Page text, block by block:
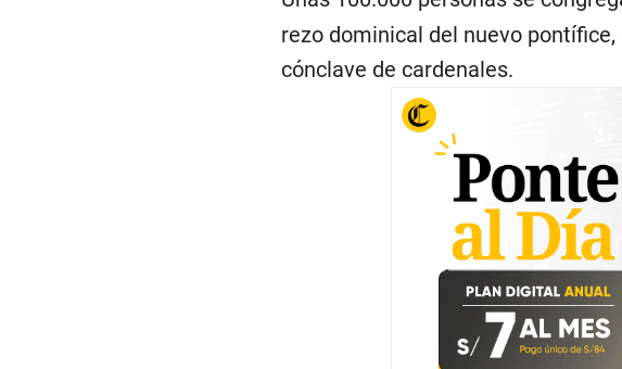
rezo dominical del nuevo
cónclave de cardenales.